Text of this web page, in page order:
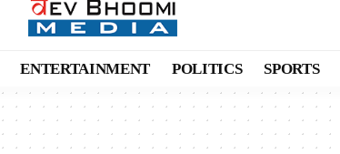
ENTERTAINMENT POLITICS SPORTS